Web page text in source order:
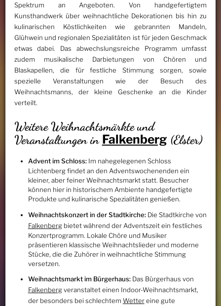
Spektrum an Angeboten. Von handgefertigtem
Kunsthandwerk über weihnachtliche Dekorationen bis hin zu
kulinarischen Köstlichkeiten wie gebrannten Mandeln,
Glühwein und regionalen Spezialitäten ist für jeden Geschmack
etwas dabei. Das abwechslungsreiche Programm umfasst
zudem musikalische Darbietungen von Chören und
Blaskapellen, die für festliche Stimmung sorgen, sowie
spezielle Veranstaltungen wie der Besuch des
Weihnachtsmanns, der kleine Geschenke an die Kinder
verteilt.
Weitere Weihnachtsmärkte und
Veranstaltungen in Falkenberg (Elster)
Advent im Schloss:Im nahegelegenen Schloss
Lichtenberg findet an den Adventswochenenden ein
kleiner, aber feiner Weihnachtsmarkt statt. Besucher
können hier in historischem Ambiente handgefertigte
Produkte und kulinarische Spezialitäten genießen.
Weihnachtskonzert in der Stadtkirche:Die Stadtkirche von
Falkenbergbietet während der Adventszeit ein festliches
Konzertprogramm. Lokale Chöre und Musiker
präsentieren klassische Weihnachtslieder und moderne
Stücke, die die Zuhörer in weihnachtliche Stimmung
versetzen.
Weihnachtsmarkt im Bürgerhaus:Das Bürgerhaus von
Falkenbergveranstaltet einen Indoor-Weihnachtsmarkt,
der besonders bei schlechtem Wettereine gute